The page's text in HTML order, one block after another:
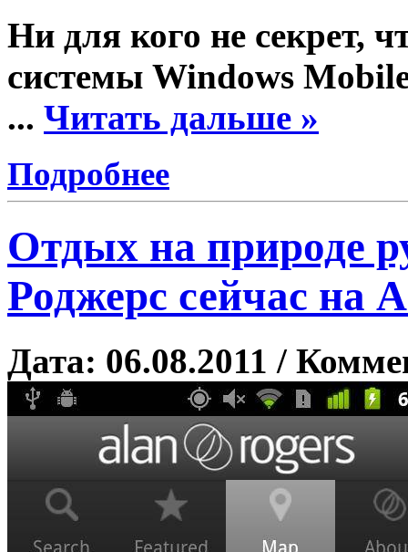
Ни для кого не секрет,
системы Windows
... Читать дальше »
Подробнее
Отдых на природе
Роджерс сейчас на
Дата: 06.08.2011 /